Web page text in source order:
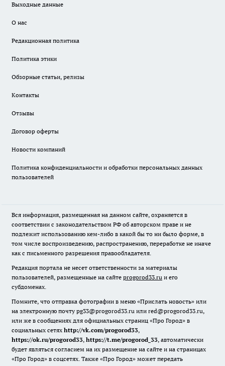
Выходные данные
О нас
Редакционная политика
Политика этики
Обзорные статьи, релизы
Контакты
Отзывы
Договор оферты
Новости компаний
Политика конфиденциальности и обработки персональных данных
пользователей
Вся информация, размещенная на данном сайте, охраняется в
соответствии с законодательством РФ об авторском праве и не
подлежит использованию кем-либо в какой бы то ни было форме, в
том числе воспроизведению, распространению, переработке не иначе
как с письменного разрешения правообладателя.
Редакция портала не несет ответственности за материалы
пользователей, размещенные на сайте progorod33.ru и его
субдоменах.
Помните, что отправка фотографии в меню «Прислать новость» или
на электронную почту pg33@progorod33.ru или red@progorod33.ru,
или же в сообщениях для официальных страниц «Про Город» в
социальных сетях http://vk.com/progorod33,
https://ok.ru/progorod33, https://t.me/progorod_33, автоматически
будет являться согласием на их размещение на сайте и на страницах
«Про Город» в соцсетях. Также «Про Город» может передать